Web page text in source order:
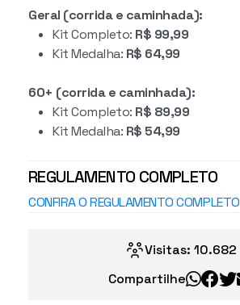
Geral (corrida e caminhada):
Kit Completo: R$ 99,99
Kit Medalha: R$ 64,99
60+ (corrida e caminhada):
Kit Completo: R$ 89,99
Kit Medalha: R$ 54,99
REGULAMENTO COMPLETO
CONFIRA O REGULAMENTO COMPLETO
Visitas: 10.682
Compartilhe